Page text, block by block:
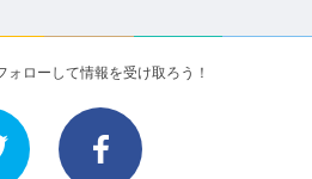
ォローして情報を受け取ろう！